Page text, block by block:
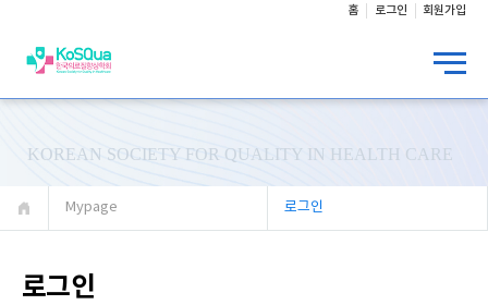
홈 로그인 회원가입
KOREAN SOCIETY FOR QUALITY IN HEALTH CARE
Mypage 로그인
로그인